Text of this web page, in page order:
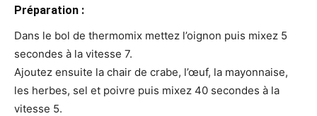
Préparation :
Dans le bol de thermomix mettez l’oignon puis mixez 5
secondes à la vitesse 7.
Ajoutez ensuite la chair de crabe, l’œuf, la mayonnaise,
les herbes, sel et poivre puis mixez 40 secondes à la
vitesse 5.